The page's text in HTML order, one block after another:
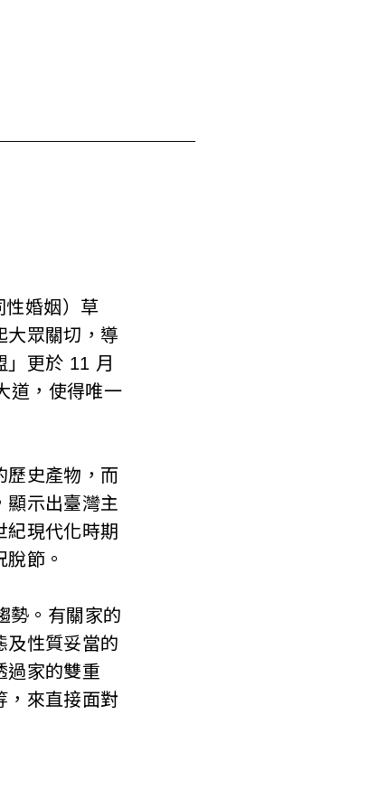
性婚姻）草
大眾關切，導
更於 11 月
道，使得唯一
歷史產物，而
顯示出臺灣主
現代化時期
節。
勢。有關家的
及性質妥當的
過家的雙重
，來直接面對